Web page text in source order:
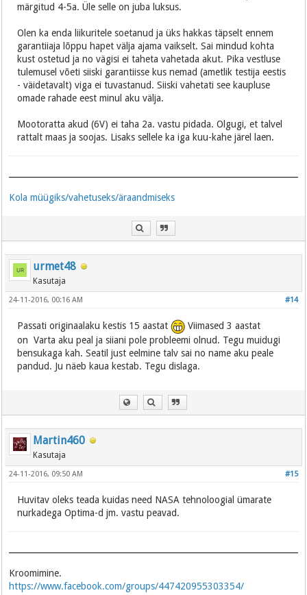
märgitud 4-5a. Üle selle on juba luksus.
Olen ka enda liikuritele soetanud ja üks hakkas täpselt ennem
garantiiaja lõppu hapet välja ajama vaikselt. Sai mindud kohta
kust ostetud ja no vägisi ei taheta vahetada akut. Pika vestluse
tulemusel võeti siiski garantiisse kus nemad (ametlik testija eestis
- väidetavalt) viga ei tuvastanud. Siiski vahetati see kaupluse
omade rahade eest minul aku välja.
Mootoratta akud (6V) ei taha 2a. vastu pidada. Olgugi, et talvel
rattalt maas ja soojas. Lisaks sellele ka iga kuu-kahe järel laen.
Kola müügiks/vahetuseks/äraandmiseks
urmet48
Kasutaja
#14
24-11-2016, 00:16 AM
Passati originaalaku kestis 15 aastat
Viimased 3 aastat
on Varta aku peal ja siiani pole probleemi olnud. Tegu muidugi
bensukaga kah. Seatil just eelmine talv sai no name aku peale
pandud. Ju näeb kaua kestab. Tegu dislaga.
Martin460
Kasutaja
#15
24-11-2016, 09:50 AM
Huvitav oleks teada kuidas need NASA tehnoloogial ümarate
nurkadega Optima-d jm. vastu peavad.
Kroomimine.
https://www.facebook.com/groups/447420955303354/